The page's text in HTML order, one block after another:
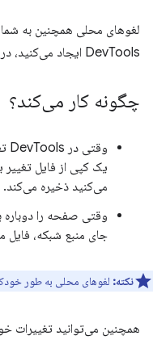
لغوهای محلی همچنین به شما
DevTools ایجاد می‌کنید، در طول بارگذاری صفحات حفظ کنید.
چگونه کار می‌کند؟
یک کپی از فایل
می‌کنید ذخیره می‌کند.
جای منبع شبکه، فایل
نکته: لغوهای محلی به طور
همچنین می‌توانید تغییرات